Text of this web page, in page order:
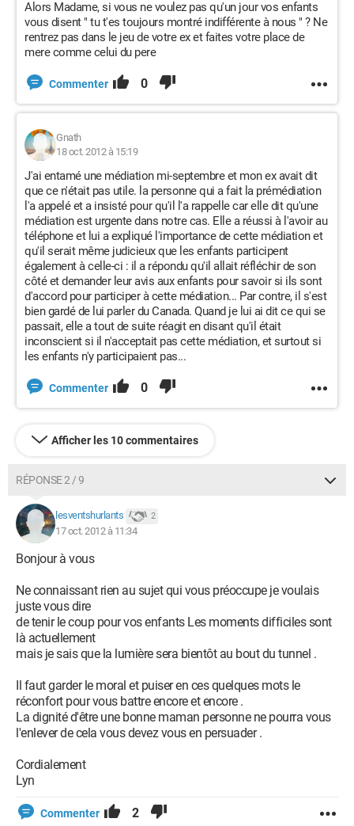
Alors Madame, si vous ne voulez pas qu'un jour vos enfants
vous disent " tu t'es toujours montré indifférente à nous " ? Ne
rentrez pas dans le jeu de votre ex et faites votre place de
mere comme celui du pere
Commenter 0
Gnath
18 oct. 2012 à 15:19
J'ai entamé une médiation mi-septembre et mon ex avait dit
que ce n'était pas utile. la personne qui a fait la prémédiation
l'a appelé et a insisté pour qu'il l'a rappelle car elle dit qu'une
médiation est urgente dans notre cas. Elle a réussi à l'avoir au
téléphone et lui a expliqué l'importance de cette médiation et
qu'il serait même judicieux que les enfants participent
également à celle-ci : il a répondu qu'il allait réfléchir de son
côté et demander leur avis aux enfants pour savoir si ils sont
d'accord pour participer à cette médiation... Par contre, il s'est
bien gardé de lui parler du Canada. Quand je lui ai dit ce qui se
passait, elle a tout de suite réagit en disant qu'il était
inconscient si il n'acceptait pas cette médiation, et surtout si
les enfants n'y participaient pas...
Commenter 0
Afficher les 10 commentaires
RÉPONSE 2 / 9
lesventshurlants 2
17 oct. 2012 à 11:34
Bonjour à vous
Ne connaissant rien au sujet qui vous préoccupe je voulais
juste vous dire
de tenir le coup pour vos enfants Les moments difficiles sont
là actuellement
mais je sais que la lumière sera bientôt au bout du tunnel .
Il faut garder le moral et puiser en ces quelques mots le
réconfort pour vous battre encore et encore .
La dignité d'être une bonne maman personne ne pourra vous
l'enlever de cela vous devez vous en persuader .
Cordialement
Lyn
Commenter 2